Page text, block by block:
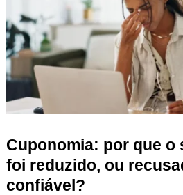
Cuponomia: por que o
foi reduzido, ou
confiável?